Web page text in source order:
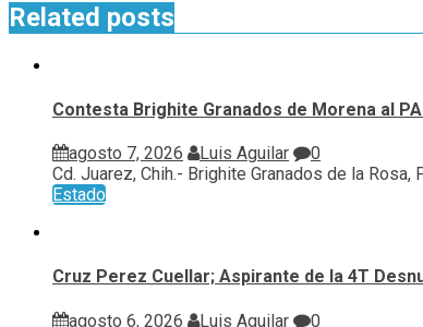
Related posts
Contesta Brighite Granados de Morena al
agosto 7, 2026 Luis Aguilar
0
Cd. Juarez, Chih.- Brighite Granados de la Rosa,
Estado
Cruz Perez Cuellar; Aspirante de la 4T
agosto 6, 2026 Luis Aguilar
0